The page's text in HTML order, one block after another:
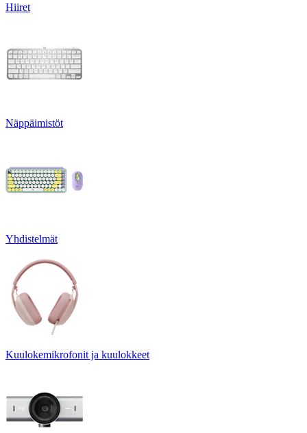
Hiiret
Näppäimistöt
Yhdistelmät
Kuulokemikrofonit ja kuulokkeet